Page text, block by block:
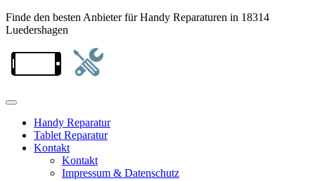
Finde den besten Anbieter für Handy Reparaturen in 18314
Luedershagen
Handy Reparatur
Tablet Reparatur
Kontakt
Kontakt
Impressum & Datenschutz